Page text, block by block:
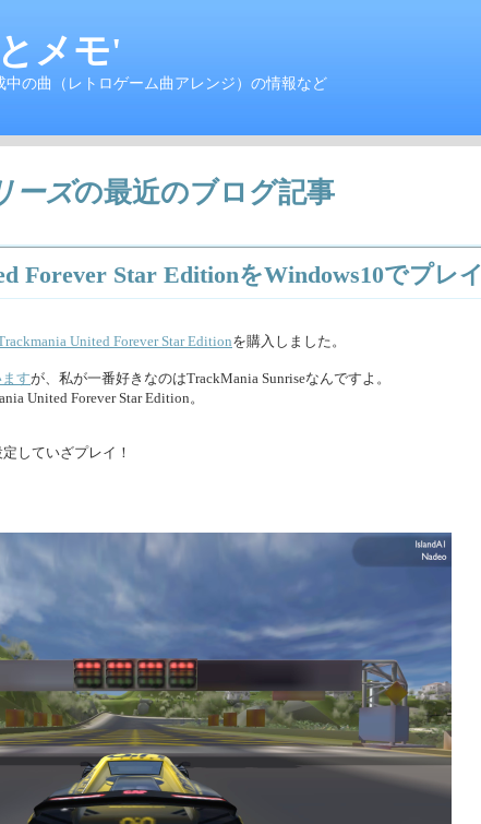
メモ'
中の曲（レトロゲーム曲アレンジ）の情報など
ーズの最近のブログ記事
Forever Star EditionをWindows10でプレイ
United Forever Star Editionを購入しました。
すが、私が一番好きなのはTrackMania Sunriseなんですよ。
United Forever Star Edition。
していざプレイ！